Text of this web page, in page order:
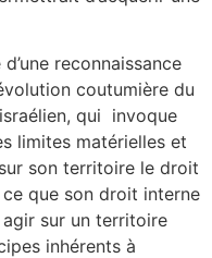
d’une reconnaissance
coutumière du
qui invoque
limites matérielles et
son territoire le droit
que son droit interne
sur un territoire
inhérents à